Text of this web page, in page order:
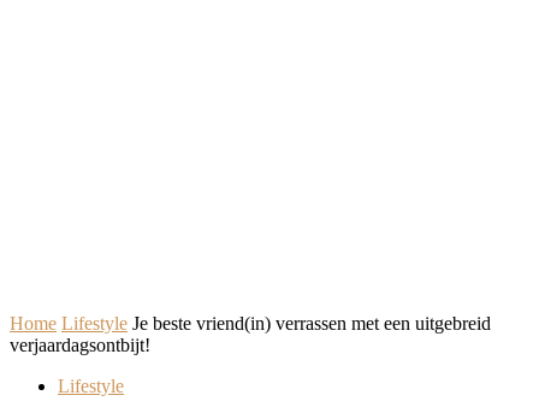
Home Lifestyle Je beste vriend(in) verrassen met een uitgebreid
verjaardagsontbijt!
Lifestyle